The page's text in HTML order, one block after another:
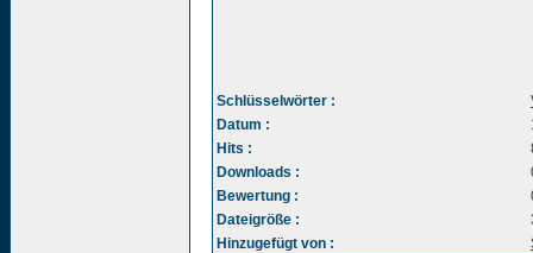
Schlüsselwörter :
Datum :
Hits :
Downloads :
Bewertung :
Dateigröße :
Hinzugefügt von :